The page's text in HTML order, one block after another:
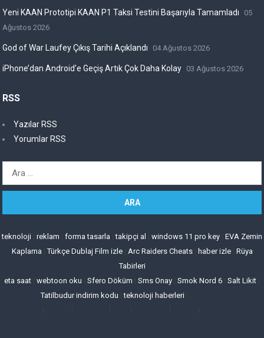
Yeni KAAN Prototipi KAAN P1 Taksi Testini Başarıyla Tamamladı
05
Ağustos 2026
God of War Laufey Çıkış Tarihi Açıklandı 04 Ağustos 2026
iPhone’dan Android’e Geçiş Artık Çok Daha Kolay 03 Ağustos 2026
RSS
Yazılar RSS
Yorumlar RSS
Arama:
teknoloji reklam forma tasarla |takipçi al windows 11 pro key EVA Zemin
Kaplama |Türkçe Dublaj Film izle| Arc Raiders Cheats| haber izle| Rüya
Tabirleri
eta saat webtoon oku Sfero Döküm Sms Onay Smok Nord 6 Salt Likit
Tatilbudur indirim kodu |teknoloji haberleri|